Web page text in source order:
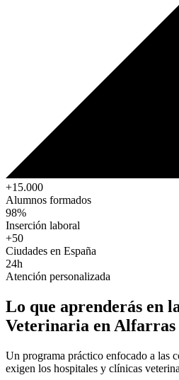
+15.000
Alumnos formados
98%
Inserción laboral
+50
Ciudades en España
24h
Atención personalizada
Lo que aprenderás en
Veterinaria en Alfarras
Un programa práctico enfocado a las
exigen los hospitales y clínicas